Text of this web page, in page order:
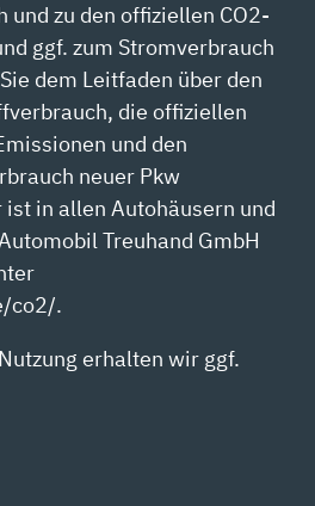
zu den offiziellen CO2-
ggf. zum Stromverbrauch
dem Leitfaden über den
die offiziellen
und den
neuer Pkw
in allen Autohäusern und
Treuhand GmbH
co2/.
erhalten wir ggf.